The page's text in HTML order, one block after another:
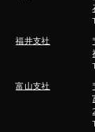
福井支社
富山支社